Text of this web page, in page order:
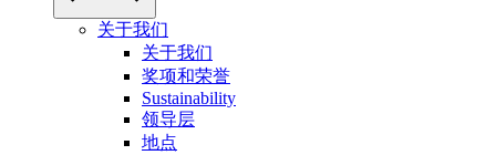
关于我们
关于我们
奖项和荣誉
Sustainability
领导层
地点